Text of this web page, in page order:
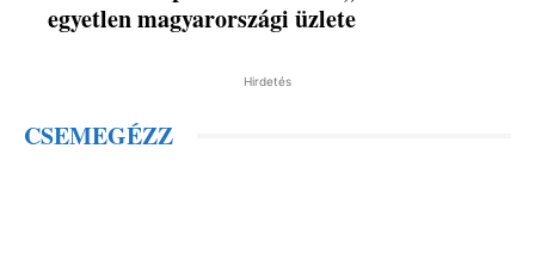
egyetlen magyarországi üzlete
Hirdetés
CSEMEGÉZZ